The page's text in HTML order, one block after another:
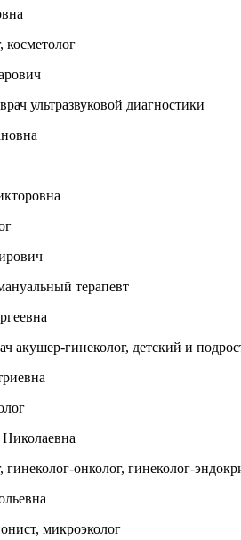
косметолог
ультразвуковой диагностики
терапевт
акушер-гинеколог, детский и
гинеколог-онколог, гинеколог-
микроэколог